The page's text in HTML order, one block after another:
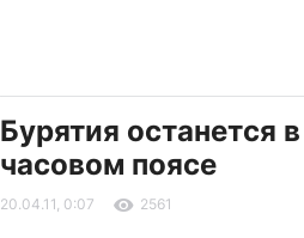
Бурятия останется
часовом поясе
20.04.11, 0:07 2561